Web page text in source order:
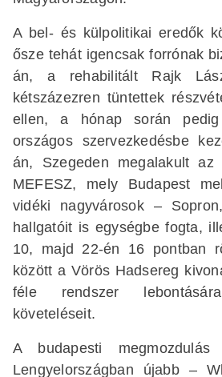
A bel- és külpolitikai eredők
ősze tehát igencsak forrónak
án, a rehabilitált Rajk
kétszázezren tüntettek
ellen, a hónap során
országos szervezkedésbe
án, Szegeden megalakult az
MEFESZ, mely Budapest
vidéki nagyvárosok –
hallgatóit is egységbe fogta,
10, majd 22-én 16 pontban
között a Vörös Hadsereg
féle rendszer
követeléseit.
A budapesti megmozdulás
Lengyelországban újabb –